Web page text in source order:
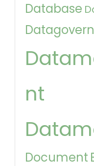
Database
nt
Document